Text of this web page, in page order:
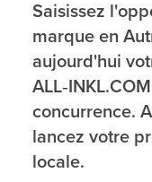
Saisissez
marque en
aujourd'hui
concurrence.
lancez votre
locale.